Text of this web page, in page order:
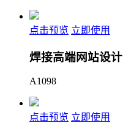
点击预览 立即使用
焊接高端网站设计
A1098
点击预览 立即使用